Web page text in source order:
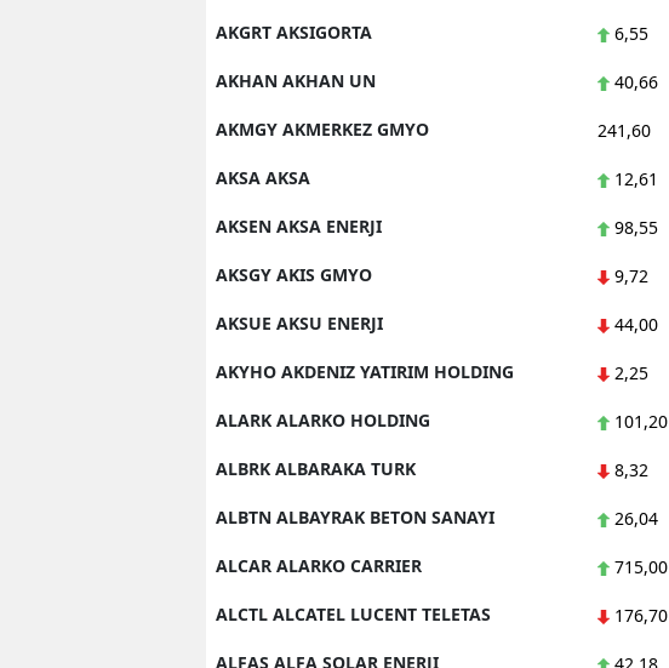
AKGRT AKSIGORTA 6,55
AKHAN AKHAN UN 40,66
AKMGY AKMERKEZ GMYO 241,60
AKSA AKSA 12,61
AKSEN AKSA ENERJI 98,55
AKSGY AKIS GMYO 9,72
AKSUE AKSU ENERJI 44,00
AKYHO AKDENIZ YATIRIM HOLDING 2,25
ALARK ALARKO HOLDING 101,20
ALBRK ALBARAKA TURK 8,32
ALBTN ALBAYRAK BETON SANAYI 26,04
ALCAR ALARKO CARRIER 715,00
ALCTL ALCATEL LUCENT TELETAS 176,70
ALFAS ALFA SOLAR ENERJI